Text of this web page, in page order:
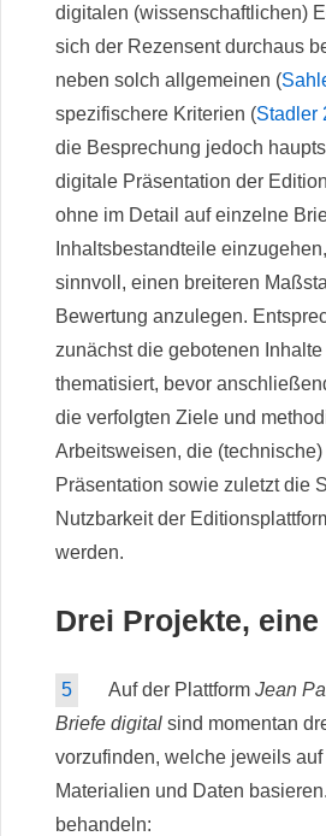
digitalen (wissenschaftlichen)
sich der Rezensent durchaus
neben solch allgemeinen (
spezifischere Kriterien (Stadler
die Besprechung jedoch
digitale Präsentation der
ohne im Detail auf einzelne
Inhaltsbestandteile
sinnvoll, einen breiteren
Bewertung anzulegen.
zunächst die gebotenen
thematisiert, bevor
die verfolgten Ziele und
Arbeitsweisen, die
Präsentation sowie zuletzt die
Nutzbarkeit der
werden.
Drei Projekte,
5 Auf der Plattform Jean
Briefe digital sind momentan
vorzufinden, welche jeweils
Materialien und Daten
behandeln: